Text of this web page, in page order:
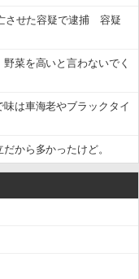
させた容疑で逮捕 容疑
菜を高いと言わないでく
は車海老やブラックタイ
から多かったけど。